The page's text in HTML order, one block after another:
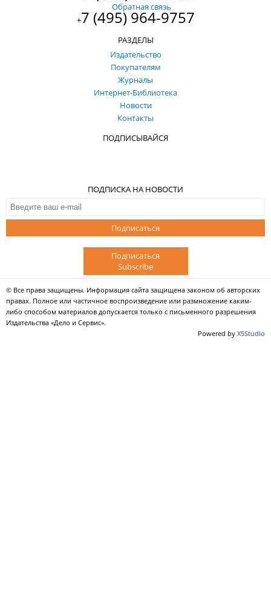
Обратная связь
+7 (495) 964-9757
РАЗДЕЛЫ
Издательство
Покупателям
Журналы
Интернет-Библиотека
Новости
Контакты
ПОДПИСЫВАЙСЯ
ПОДПИСКА НА НОВОСТИ
Подписаться
Подписаться
Subscribe
© Все права защищены. Информация сайта защищена законом об авторских
правах. Полное или частичное воспроизведение или размножение каким-
либо способом материалов допускается только с письменного разрешения
Издательства «Дело и Сервис».
Powered by X5Studio